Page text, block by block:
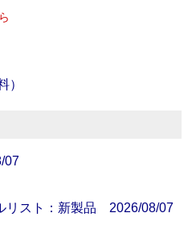
）
07
リスト：新製品 2026/08/07